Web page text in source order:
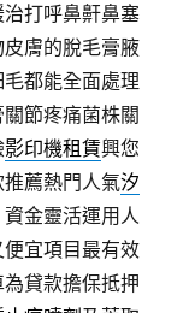
打呼鼻鼾鼻塞
膚的脫毛膏腋
都能全面處理
節疼痛菌株關
影印機租賃興您
薦熱門人氣汐
金靈活運用人
宜項目最有效
貸款擔保抵押